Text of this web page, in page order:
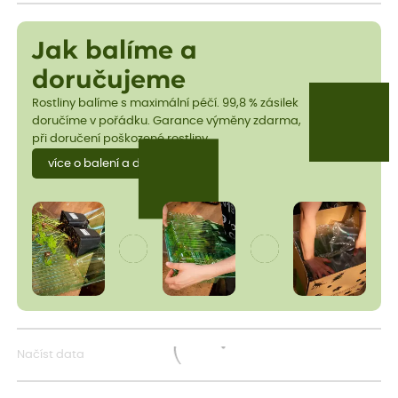
Jak balíme a
doručujeme
Rostliny balíme s maximální péčí. 99,8 % zásilek
doručíme v pořádku. Garance výměny zdarma,
při doručení poškozené rostliny.
více o balení a dopravě
Načíst data